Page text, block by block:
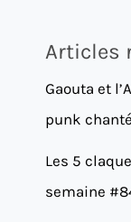
Articles
Gaouta et
punk
Les 5
semaine